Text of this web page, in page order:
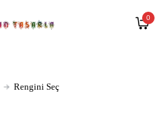
0
Rengini Seç